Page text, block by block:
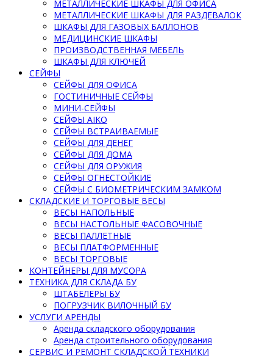
МЕТАЛЛИЧЕСКИЕ ШКАФЫ ДЛЯ ОФИСА
МЕТАЛЛИЧЕСКИЕ ШКАФЫ ДЛЯ РАЗДЕВАЛОК
ШКАФЫ ДЛЯ ГАЗОВЫХ БАЛЛОНОВ
МЕДИЦИНСКИЕ ШКАФЫ
ПРОИЗВОДСТВЕННАЯ МЕБЕЛЬ
ШКАФЫ ДЛЯ КЛЮЧЕЙ
СЕЙФЫ
СЕЙФЫ ДЛЯ ОФИСА
ГОСТИНИЧНЫЕ СЕЙФЫ
МИНИ-СЕЙФЫ
СЕЙФЫ AIKO
СЕЙФЫ ВСТРАИВАЕМЫЕ
СЕЙФЫ ДЛЯ ДЕНЕГ
СЕЙФЫ ДЛЯ ДОМА
СЕЙФЫ ДЛЯ ОРУЖИЯ
СЕЙФЫ ОГНЕСТОЙКИЕ
СЕЙФЫ С БИОМЕТРИЧЕСКИМ ЗАМКОМ
СКЛАДСКИЕ И ТОРГОВЫЕ ВЕСЫ
ВЕСЫ НАПОЛЬНЫЕ
ВЕСЫ НАСТОЛЬНЫЕ ФАСОВОЧНЫЕ
ВЕСЫ ПАЛЛЕТНЫЕ
ВЕСЫ ПЛАТФОРМЕННЫЕ
ВЕСЫ ТОРГОВЫЕ
КОНТЕЙНЕРЫ ДЛЯ МУСОРА
ТЕХНИКА ДЛЯ СКЛАДА БУ
ШТАБЕЛЕРЫ БУ
ПОГРУЗЧИК ВИЛОЧНЫЙ БУ
УСЛУГИ АРЕНДЫ
Аренда складского оборудования
Аренда строительного оборудования
СЕРВИС И РЕМОНТ СКЛАДСКОЙ ТЕХНИКИ